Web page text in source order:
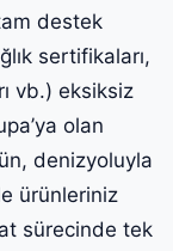
destek
sertifikaları,
vb.) eksiksiz
olan
denizyoluyla
ürünleriniz
sürecinde tek